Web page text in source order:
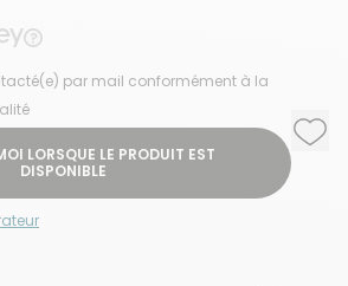
par mail conformément à la
LORSQUE LE PRODUIT EST
DISPONIBLE